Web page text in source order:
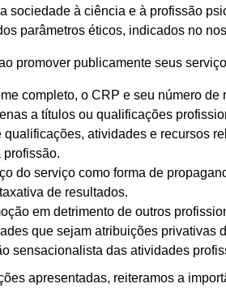
sociedade à ciência e à profissão
parâmetros éticos, indicados no
promover publicamente seus
completo, o CRP e seu número de
a títulos ou qualificações
atividades e recursos
profissão.
do serviço como forma de
de resultados.
em detrimento de outros
que sejam atribuições privativas
sensacionalista das atividades
apresentadas, reiteramos a